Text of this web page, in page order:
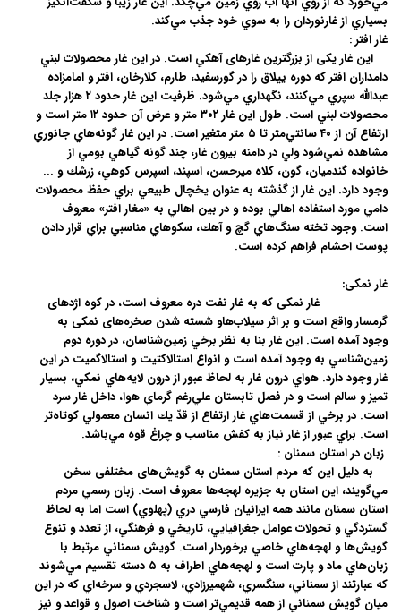
بسياري از غارنوردان را به سوي خود جذب مي‌كند.
غار افتر :
این غار یکی از بزرگترین غارهای آهکي است. در اين غار محصولات لبني
دامداران افتر که دوره ييلاق را در گورسفيد، طارم، کلارخان، افتر و امامزاده
عبدالله سپري مي‌کنند، نگهداري مي‌شود. ظرفيت اين غار حدود ۲ هزار جلد
محصولات لبني است. طول اين غار ۳۰۲ متر و عرض آن حدود ۱۲ متر است و
ارتفاع آن از ۴۰ سانتي‌متر تا ۵ متر متغير است. در اين غار گونه‌هاي جانوري
مشاهده نمي‌شود ولي در دامنه بيرون غار، چند گونه گياهي بومي از
خانواده گندميان، گون، كلاه ميرحسن، اسپند، اسپرس كوهي، زرشك و ...
وجود دارد. اين غار از گذشته به عنوان يخچال طبيعي براي حفظ محصولات
دامي مورد استفاده اهالي بوده و در بين اهالي به «مغار افتر» معروف
است. وجود تخته سنگ‌هاي گچ و آهك، سكوهاي مناسبي براي قرار دادن
پوست‌ احشام فراهم كرده است.
غار نمکی:
غار نمکی که به غار نفت دره معروف است، در کوه اژدهای
گرمسار واقع است و بر اثر سیلاب‌هاو شسته شدن صخره‌های نمکی به
وجود آمده است. اين غار بنا به نظر برخي زمين‌شناسان، در دوره دوم
زمين‌شناسي به وجود آمده است و انواع استالاکتيت و استالاگميت در اين
غار وجود دارد. هواي درون غار به لحاظ عبور از درون لايه‌هاي نمكي، بسيار
تميز و سالم است و در فصل تابستان علي‌رغم گرماي هوا، داخل غار سرد
است. در برخي از قسمت‌هاي غار ارتفاع از قدّ يك انسان معمولي كوتاه‌تر
است. براي عبور از غار نياز به كفش مناسب و چراغ قوه مي‌باشد.
زبان در استان سمنان :
به دلیل این که مردم استان سمنان به گویش‌های مختلفی سخن
مي‌گويند، اين استان به جزيره لهجه‌ها معروف است. زبان رسمي مردم
استان سمنان مانند همه ايرانيان فارسي دري (پهلوي) است اما به لحاظ
گستردگي و تحولات عوامل جغرافيايي، تاريخي و فرهنگي، از تعدد و تنوع
گويش‌ها و لهجه‌هاي خاصي برخوردار است. گويش سمناني مرتبط با
زبان‌هاي ماد و پارت است و لهجه‌هاي اطراف به ۵ دسته تقسيم مي‌شوند
که عبارتند از سمناني، سنگسري، شهميرزادي، لاسجردي و سرخه‌اي که در اين
ميان گويش سمناني از همه قديمي‌تر است و شناخت اصول و قواعد و نيز